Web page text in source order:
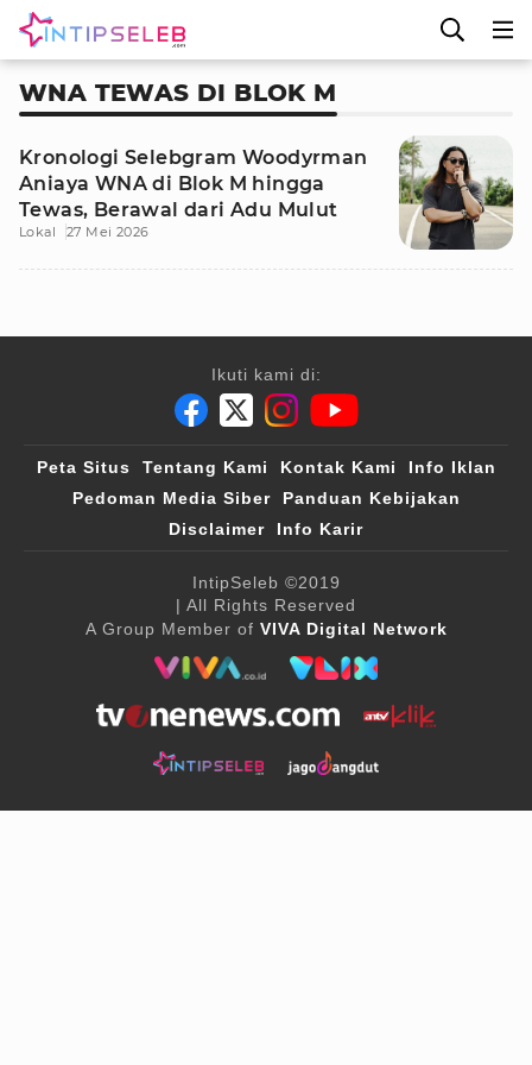
WNA TEWAS DI BLOK M
Kronologi Selebgram Woodyrman
Aniaya WNA di Blok M hingga
Tewas, Berawal dari Adu Mulut
Lokal 27 Mei 2026
Ikuti kami di:
Peta Situs Tentang Kami Kontak Kami
Info Iklan
Pedoman Media Siber
Panduan Kebijakan
Disclaimer
Info Karir
IntipSeleb ©2019
| All Rights Reserved
A Group Member of VIVA Digital Network